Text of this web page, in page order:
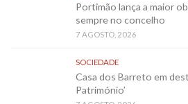
Portimão lança a maior
sempre no concelho
7 AGOSTO, 2026
SOCIEDADE
Casa dos Barreto em
Património’